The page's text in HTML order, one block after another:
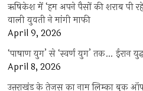
ऋषिकेश में ‘हम अपने पैसों की शराब पी
वाली युवती ने मांगी माफी
April 9, 2026
‘पाषाण युग’ से ‘स्वर्ण युग’ तक… ईरान
April 8, 2026
उत्तराखंड के तेजस का नाम लिम्का बुक